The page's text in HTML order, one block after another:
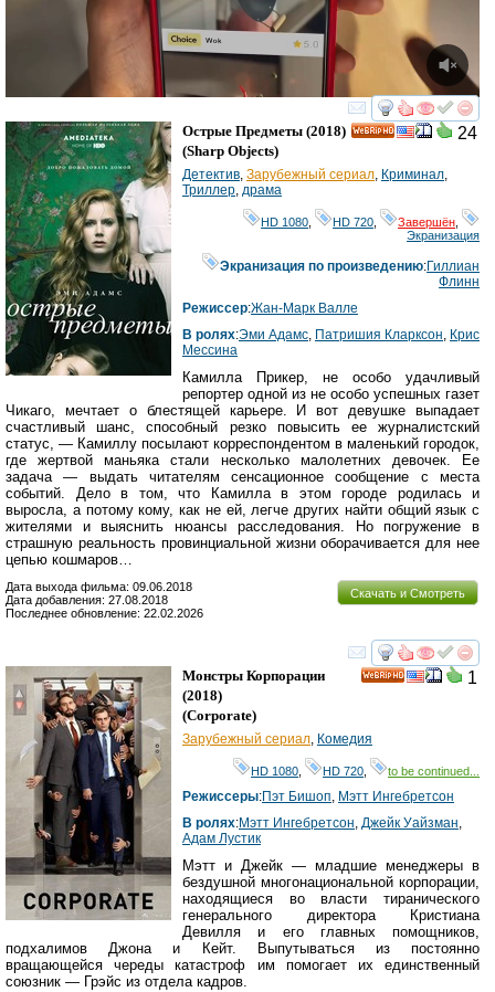
смотреть
24
Острые Предметы (2018)
(Sharp Objects)
Детектив, Зарубежный сериал, Криминал,
Триллер, драма
HD 1080, HD 720, Завершён,
Экранизация
Экранизация по произведению:Гиллиан
Флинн
Режиссер:Жан-Марк Валле
В ролях:Эми Адамс, Патришия Кларксон, Крис
Мессина
Камилла Прикер, не особо удачливый
репортер одной из не особо успешных газет
Чикаго, мечтает о блестящей карьере. И вот девушке выпадает
счастливый шанс, способный резко повысить ее журналистский
статус, — Камиллу посылают корреспондентом в маленький городок,
где жертвой маньяка стали несколько малолетних девочек. Ее
задача — выдать читателям сенсационное сообщение с места
событий. Дело в том, что Камилла в этом городе родилась и
выросла, а потому кому, как не ей, легче других найти общий язык с
жителями и выяснить нюансы расследования. Но погружение в
страшную реальность провинциальной жизни оборачивается для нее
цепью кошмаров…
Скачать и Смотреть
Дата выхода фильма: 09.06.2018
Дата добавления: 27.08.2018
Последнее обновление: 22.02.2026
смотреть
1
Монстры Корпорации
(2018)
(Corporate)
Зарубежный сериал, Комедия
HD 1080 HD 720 to be continued...
Режиссеры:Пэт Бишоп, Мэтт Ингебретсон
В ролях:Мэтт Ингебретсон, Джейк Уайзман,
Адам Лустик
Мэтт и Джейк — младшие менеджеры в
бездушной многонациональной корпорации,
находящиеся во власти тиранического
генерального директора Кристиана
Девилля и его главных помощников,
подхалимов Джона и Кейт. Выпутываться из постоянно
вращающейся череды катастроф им помогает их единственный
союзник — Грэйс из отдела кадров.